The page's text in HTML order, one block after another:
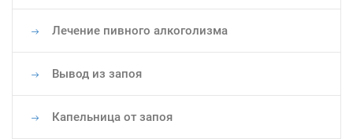
Лечение пивного алкоголизма
Вывод из запоя
Капельница от запоя